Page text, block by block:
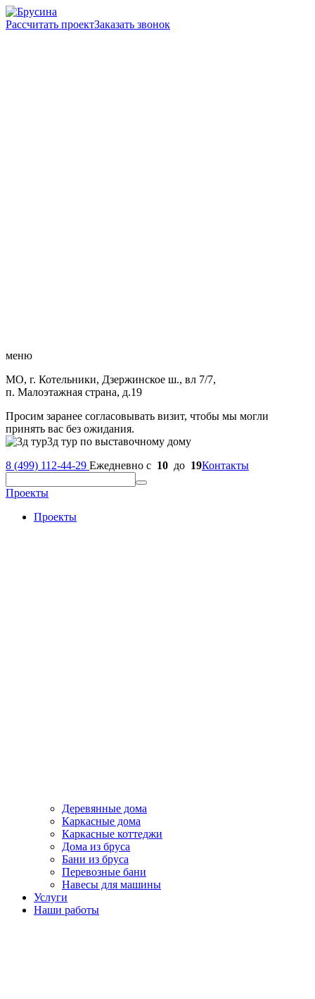
Рассчитать проектЗаказать звонок
меню
МО, г. Котельники, Дзержинское ш., вл 7/7,
п. Малоэтажная страна, д.19
Просим заранее согласовывать визит, чтобы мы могли
принять вас без ожидания.
3д тур по выставочному дому
8 (499) 112-44-29 Ежедневно с 10 до 19Контакты
Проекты
Проекты
Деревянные дома
Каркасные дома
Каркасные коттеджи
Дома из бруса
Бани из бруса
Перевозные бани
Навесы для машины
Услуги
Наши работы